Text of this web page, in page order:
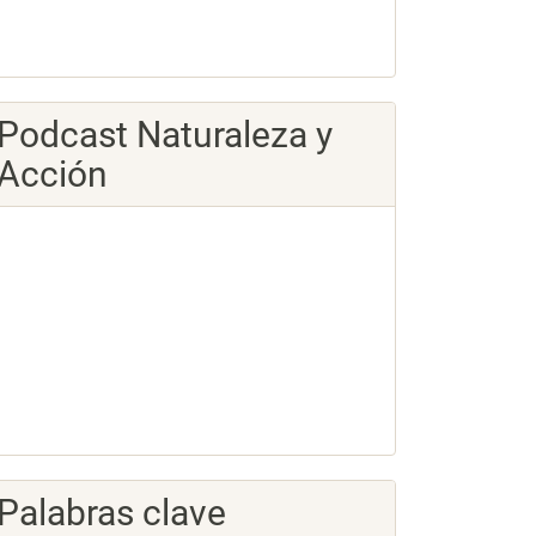
Podcast Naturaleza y
Palabras clave